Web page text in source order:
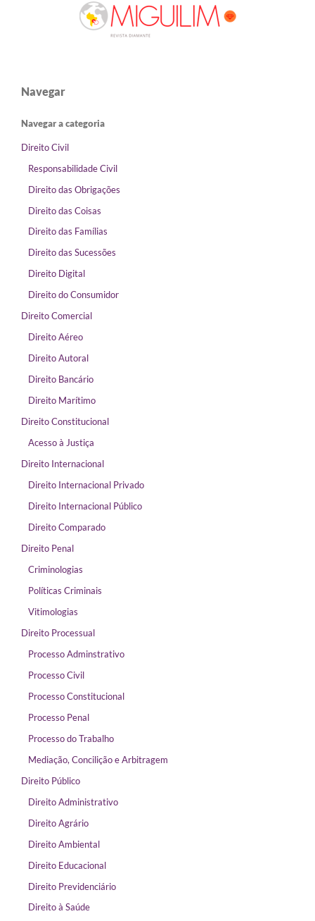
Navegar
Navegar a categoria
Direito Civil
Responsabilidade Civil
Direito das Obrigações
Direito das Coisas
Direito das Famílias
Direito das Sucessões
Direito Digital
Direito do Consumidor
Direito Comercial
Direito Aéreo
Direito Autoral
Direito Bancário
Direito Marítimo
Direito Constitucional
Acesso à Justiça
Direito Internacional
Direito Internacional Privado
Direito Internacional Público
Direito Comparado
Direito Penal
Criminologias
Políticas Criminais
Vitimologias
Direito Processual
Processo Adminstrativo
Processo Civil
Processo Constitucional
Processo Penal
Processo do Trabalho
Mediação, Concilição e Arbitragem
Direito Público
Direito Administrativo
Direito Agrário
Direito Ambiental
Direito Educacional
Direito Previdenciário
Direito à Saúde